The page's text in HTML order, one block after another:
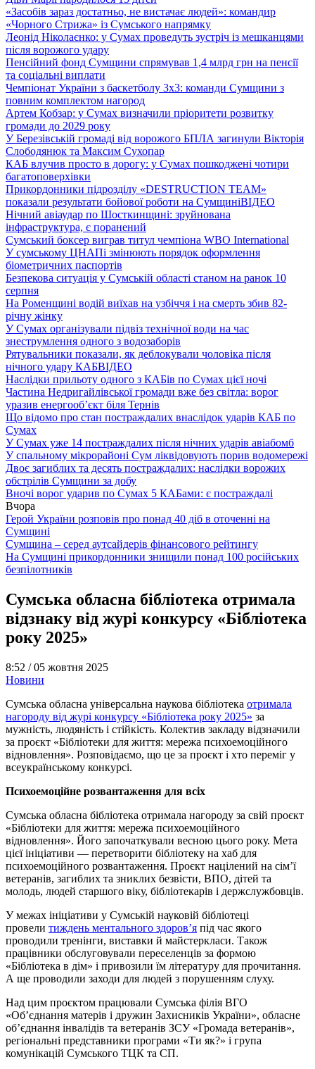
«Засобів зараз достатньо, не вистачає людей»: командир
«Чорного Стрижа» із Сумського напрямку
Леонід Ніколаєнко: у Сумах проведуть зустріч із мешканцями
після ворожого удару
Пенсійний фонд Сумщини спрямував 1,4 млрд грн на пенсії
та соціальні виплати
Чемпіонат України з баскетболу 3х3: команди Сумщини з
повним комплектом нагород
Артем Кобзар: у Сумах визначили пріоритети розвитку
громади до 2029 року
У Березівській громаді від ворожого БПЛА загинули Вікторія
Слободянюк та Максим Сухопар
КАБ влучив просто в дорогу: у Сумах пошкоджені чотири
багатоповерхівки
Прикордонники підрозділу «DESTRUCTION TEAM»
показали результати бойової роботи на СумщиніВІДЕО
Нічний авіаудар по Шосткинщині: зруйнована
інфраструктура, є поранений
Сумський боксер виграв титул чемпіона WBO International
У сумському ЦНАПі змінюють порядок оформлення
біометричних паспортів
Безпекова ситуація у Сумській області станом на ранок 10
серпня
На Роменщині водій виїхав на узбіччя і на смерть збив 82-
річну жінку
У Сумах організували підвіз технічної води на час
знеструмлення одного з водозаборів
Рятувальники показали, як деблокували чоловіка після
нічного удару КАБВІДЕО
Наслідки прильоту одного з КАБів по Сумах цієї ночі
Частина Недригайлівської громади вже без світла: ворог
уразив енергооб’єкт біля Тернів
Що відомо про стан постраждалих внаслідок ударів КАБ по
Сумах
У Сумах уже 14 постраждалих після нічних ударів авіабомб
У спальному мікрорайоні Сум ліквідовують порив водомережі
Двоє загиблих та десять постраждалих: наслідки ворожих
обстрілів Сумщини за добу
Вночі ворог ударив по Сумах 5 КАБами: є постраждалі
Вчора
Герой України розповів про понад 40 діб в оточенні на
Сумщині
Сумщина – серед аутсайдерів фінансового рейтингу
На Сумщині прикордонники знищили понад 100 російських
безпілотників
Сумська обласна бібліотека отримала
відзнаку від журі конкурсу «Бібліотека
року 2025»
8:52 /05 жовтня 2025
Новини
Сумська обласна універсальна наукова бібліотека отримала
нагороду від журі конкурсу «Бібліотека року 2025» за
мужність, людяність і стійкість. Колектив закладу відзначили
за проєкт «Бібліотеки для життя: мережа психоемоційного
відновлення». Розповідаємо, що це за проєкт і хто переміг у
всеукраїнському конкурсі.
Психоемоційне розвантаження для всіх
Сумська обласна бібліотека отримала нагороду за свій проєкт
«Бібліотеки для життя: мережа психоемоційного
відновлення». Його започаткували весною цього року. Мета
цієї ініціативи — перетворити бібліотеку на хаб для
психоемоційного розвантаження. Проєкт націлений на сім’ї
ветеранів, загиблих та зниклих безвісти, ВПО, дітей та
молодь, людей старшого віку, бібліотекарів і держслужбовців.
У межах ініціативи у Сумській науковій бібліотеці
провели тиждень ментального здоров’я під час якого
проводили тренінги, виставки й майстеркласи. Також
працівники обслуговували переселенців за формою
«Бібліотека в дім» і привозили їм літературу для прочитання.
А ще проводили заходи для людей з порушенням слуху.
Над цим проєктом працювали Сумська філія ВГО
«Об’єднання матерів і дружин Захисників України», обласне
об’єднання інвалідів та ветеранів ЗСУ «Громада ветеранів»,
регіональні представники програми «Ти як?» і група
комунікацій Сумського ТЦК та СП.